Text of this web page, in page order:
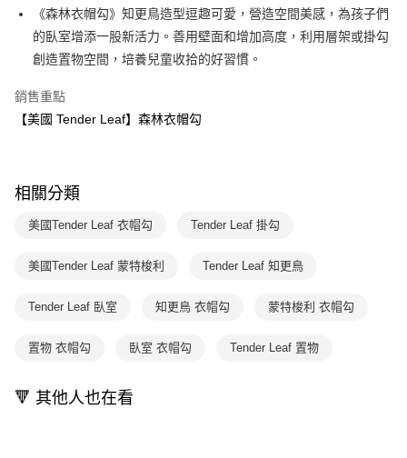
2.付款方式選擇「大哥付你分期」，訂單成立後會自動跳轉到大哥付的交易
流程，驗證手機門號後，選擇欲分期的期數、繳款截止日，確認付款後即完
成交易。
3.實際核准額度、可分期數及費用金額請依後續交易確認頁面所載為準。
消。如遇「轉專審核」未通過狀況，表示未達大哥付你分期系統評分，恕無
法說明評估內容。
【繳款方式說明】
帳／街口支付／iPASS MONEY」等通路繳費。
【注意事項】
買賣價金債權讓與本公司後，依約使用本公司帳單繳交帳款。
資料（包含姓名、電話或地址）提供予台灣大哥大進項蒐集、處理及利用，
相關說明
【關於「AFTEE先享後付」】
便利好安心！
２．便利：只要手機號碼，簡訊認證，即可結帳。
３．安心：先確認商品／服務後，再付款。
２．訂單成立數日內，您將收到繳費通知簡訊。
ATM／網路銀行／等多元方式進行付款，方視為交易完成。
購買商品的店家。未經商家同意取消之訂單仍視為有效，需透過AFTEE先享
是否繳費成功／繳費後需取消欲退款等相關疑問，請聯繫「AFTEE先享後付
易，需依本服務之必要範圍內提供個人資料，並將交易相關給付款項請求債
權轉讓予恩沛科技股份有限公司。
ATM付款
運送方式
國內宅配/郵寄 (不適用離島、海外及郵局i郵箱)
每筆NT$200
《森林衣帽勾》知更鳥造型逗趣可愛，營造空間美感，為孩子們
的臥室增添一股新活力。善用壁面和增加高度，利用層架或掛勾
創造置物空間，培養兒童收拾的好習慣。
銷售重點
【美國 Tender Leaf】森林衣帽勾
相關分類
美國Tender Leaf 衣帽勾 Tender Leaf 掛勾
美國Tender Leaf 蒙特梭利 Tender Leaf 知更鳥
Tender Leaf 臥室 知更鳥 衣帽勾 蒙特梭利 衣帽勾
置物 衣帽勾 臥室 衣帽勾 Tender Leaf 置物
🔻 其他人也在看